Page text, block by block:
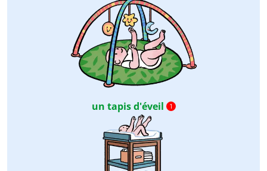
un tapis d'éveil 1